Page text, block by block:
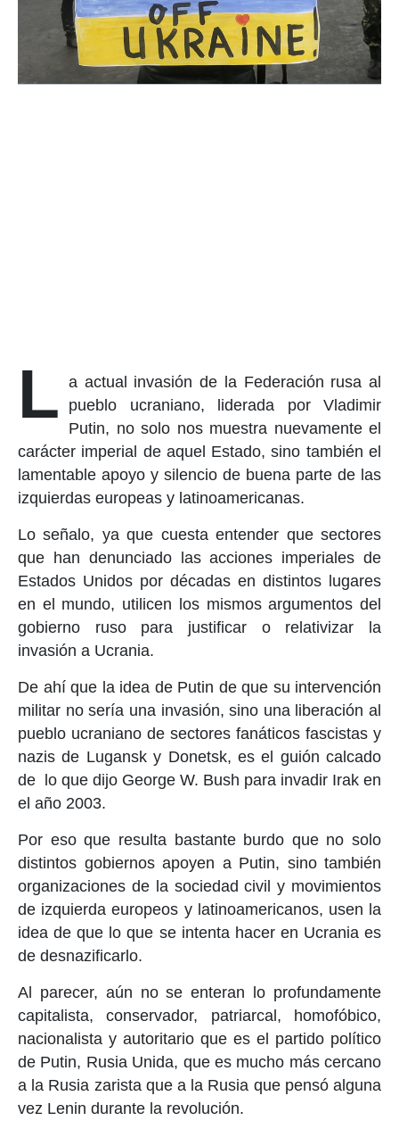
L a actual invasión de la Federación rusa al
pueblo ucraniano, liderada por Vladimir
Putin, no solo nos muestra nuevamente el
carácter imperial de aquel Estado, sino también el
lamentable apoyo y silencio de buena parte de las
izquierdas europeas y latinoamericanas.
Lo señalo, ya que cuesta entender que sectores
que han denunciado las acciones imperiales de
Estados Unidos por décadas en distintos lugares
en el mundo, utilicen los mismos argumentos del
gobierno ruso para justificar o relativizar la
invasión a Ucrania.
De ahí que la idea de Putin de que su intervención
militar no sería una invasión, sino una liberación al
pueblo ucraniano de sectores fanáticos fascistas y
nazis de Lugansk y Donetsk, es el guión calcado
de lo que dijo George W. Bush para invadir Irak en
el año 2003.
Por eso que resulta bastante burdo que no solo
distintos gobiernos apoyen a Putin, sino también
organizaciones de la sociedad civil y movimientos
de izquierda europeos y latinoamericanos, usen la
idea de que lo que se intenta hacer en Ucrania es
de desnazificarlo.
Al parecer, aún no se enteran lo profundamente
capitalista, conservador, patriarcal, homofóbico,
nacionalista y autoritario que es el partido político
de Putin, Rusia Unida, que es mucho más cercano
a la Rusia zarista que a la Rusia que pensó alguna
vez Lenin durante la revolución.